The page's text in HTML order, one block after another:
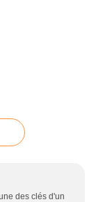
des clés d'un